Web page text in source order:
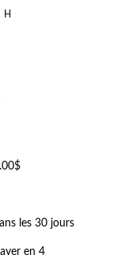
H
les 30 jours
en 4